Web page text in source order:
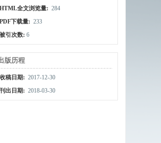
HTML全文浏览量: 284
PDF下载量: 233
被引次数:6
版历程
收稿日期: 2017-12-30
刊出日期: 2018-03-30